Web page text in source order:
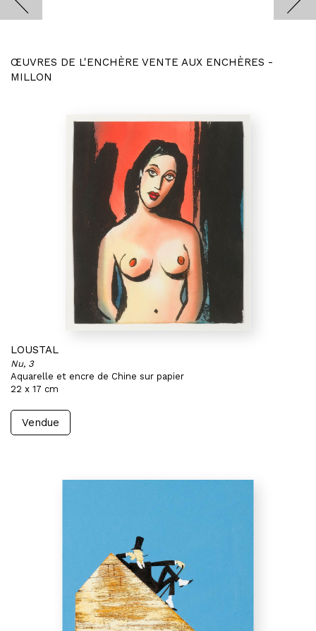
ŒUVRES DE L'ENCHÈRE VENTE AUX ENCHÈRES -
MILLON
LOUSTAL
Nu, 3
Aquarelle et encre de Chine sur papier
22 x 17 cm
Vendue